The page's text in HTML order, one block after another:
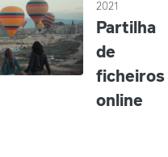
2021
Partilha
de
ficheiros
online